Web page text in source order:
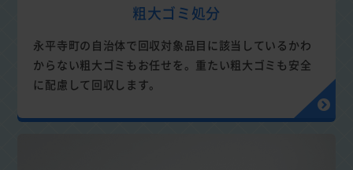
粗大ゴミ処分
永平寺町の自治体で回収対象品目に該当しているかわ
からない粗大ゴミもお任せを。重たい粗大ゴミも安全
に配慮して回収します。